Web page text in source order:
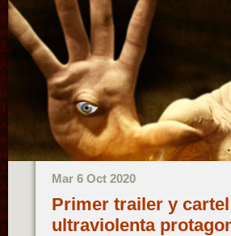
Mar 6 Oct 2020
Primer trailer y
ultraviolenta